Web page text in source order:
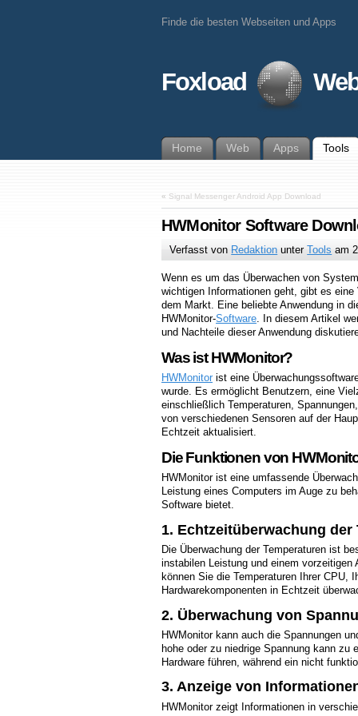
Finde die besten Webseiten und Apps
Foxload
Home Web Apps Tools
« Signal Messenger Android App Download
HWMonitor Software
Verfasst von Redaktion unterTools am
Wenn es um das Überwachen von
wichtigen Informationen geht, gibt es
dem Markt. Eine beliebte Anwendung in
HWMonitor-Software. In diesem Artikel
und Nachteile dieser Anwendung
Was ist HWMonitor?
HWMonitor ist eine
wurde. Es ermöglicht Benutzern, eine
einschließlich Temperaturen,
von verschiedenen Sensoren auf der
Echtzeit aktualisiert.
Die Funktionen von
HWMonitor ist eine umfassende
Leistung eines Computers im Auge zu
Software bietet.
1. Echtzeitüberwachung der
Die Überwachung der Temperaturen ist
instabilen Leistung und einem
können Sie die Temperaturen Ihrer CPU,
Hardwarekomponenten in Echtzeit
2. Überwachung von
HWMonitor kann auch die Spannungen
hohe oder zu niedrige Spannung kann zu
Hardware führen, während ein nicht
3. Anzeige von
HWMonitor zeigt Informationen in